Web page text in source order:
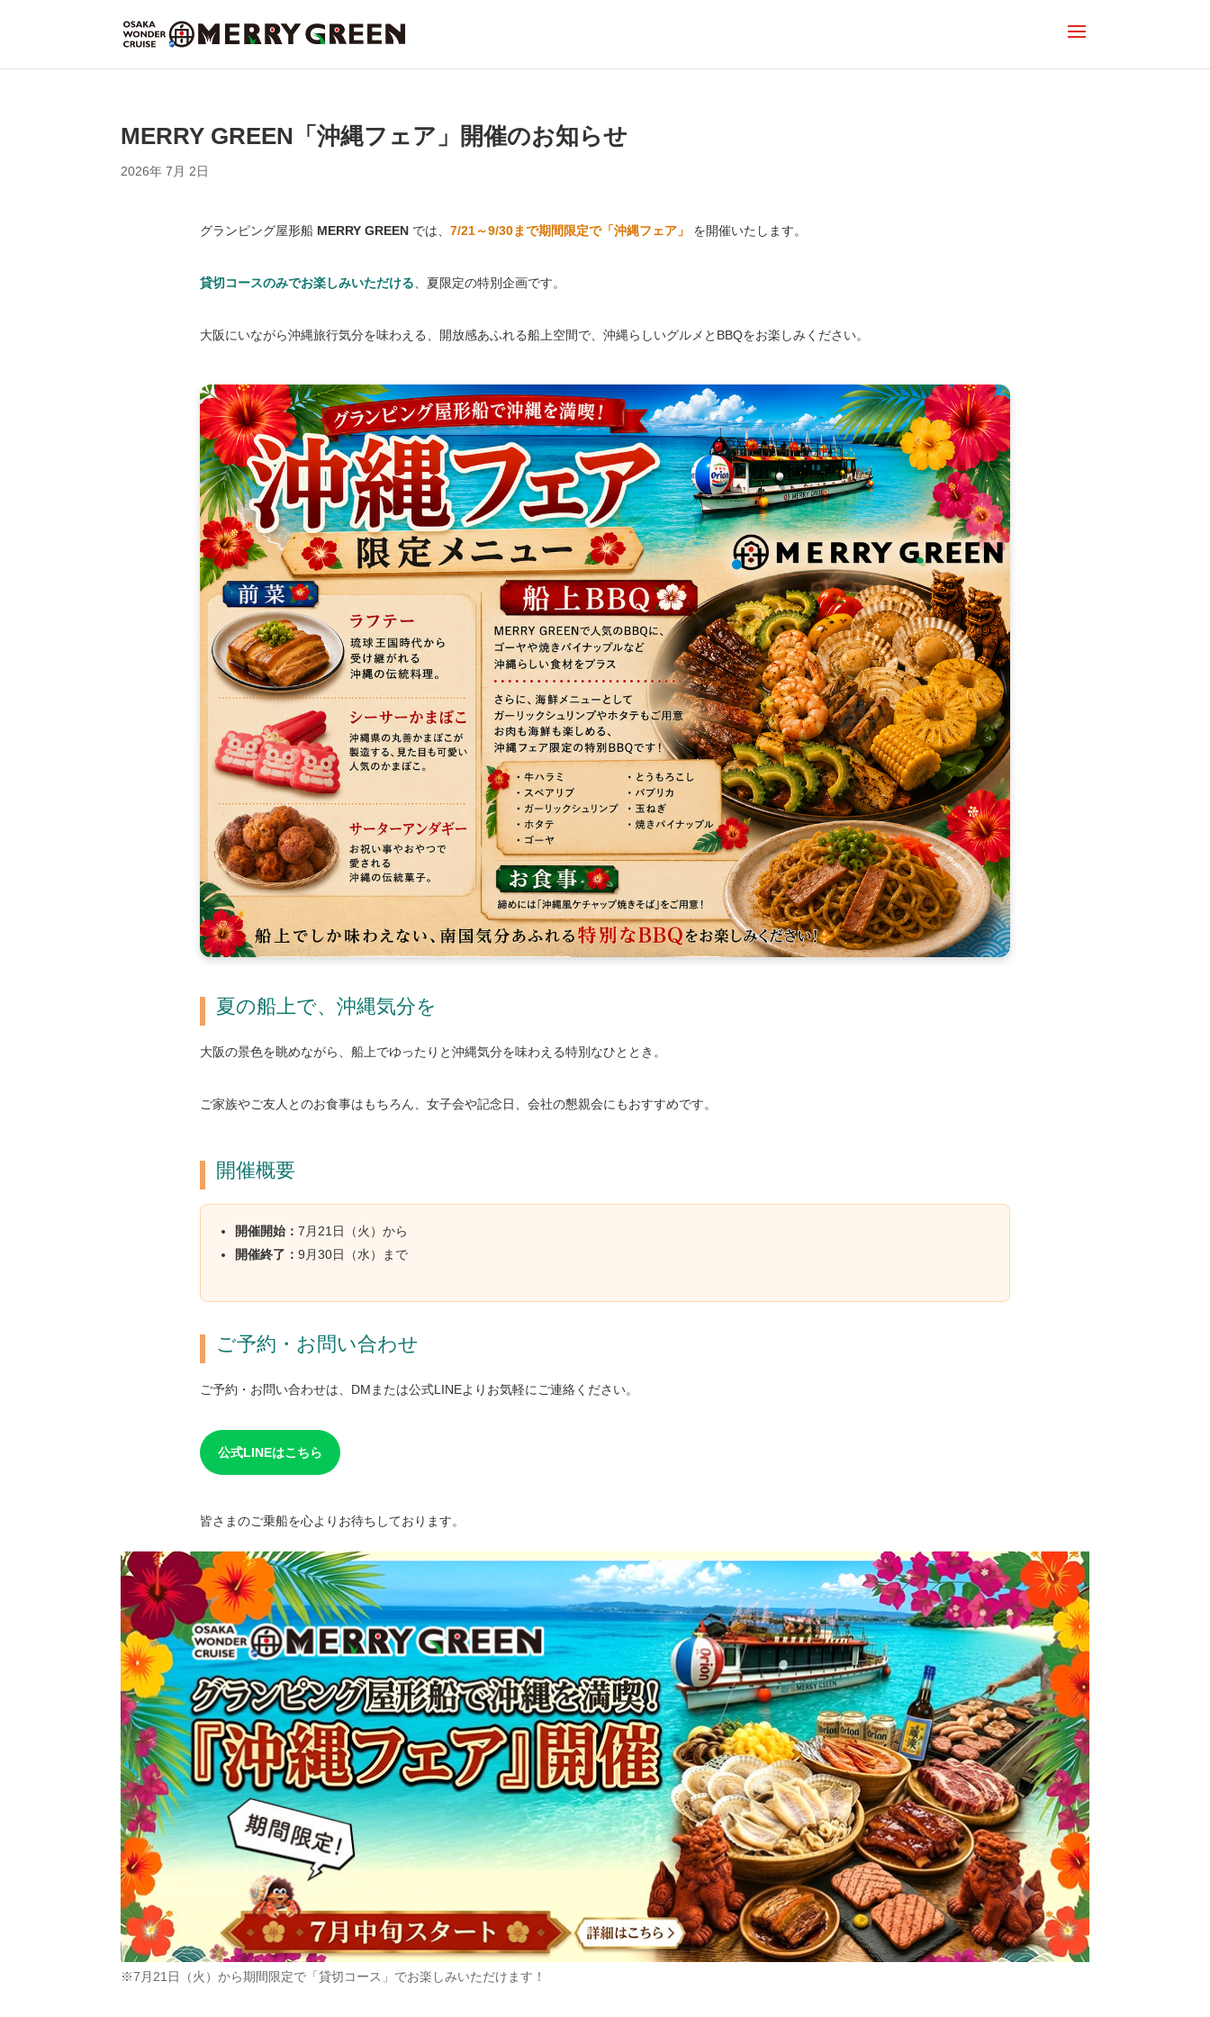
MERRY GREEN「沖縄フェア」開催のお知らせ
2026年 7月 2日
グランピング屋形船 MERRY GREEN では、 7/21～9/30まで期間限定で「沖縄フェア」 を開催いたします。
貸切コースのみでお楽しみいただける 、夏限定の特別企画です。
大阪にいながら沖縄旅行気分を味わえる、開放感あふれる船上空間で、沖縄らしいグルメとBBQをお楽しみください。
夏の船上で、沖縄気分を
大阪の景色を眺めながら、船上でゆったりと沖縄気分を味わえる特別なひととき。
ご家族やご友人とのお食事はもちろん、女子会や記念日、会社の懇親会にもおすすめです。
開催概要
開催開始： 7月21日（火）から
開催終了： 9月30日（水）まで
ご予約・お問い合わせ
ご予約・お問い合わせは、DMまたは公式LINEよりお気軽にご連絡ください。
公式LINEはこちら
皆さまのご乗船を心よりお待ちしております。
※7月21日（火）から期間限定で「貸切コース」でお楽しみいただけます！